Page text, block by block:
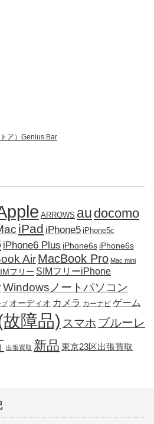
ア）Genius Bar
ARROWS au docomo
iPad iPhone5 iPhone5c
iPhone6 Plus iPhone6s iPhone6s
AirMacBook Pro Mac mini
フリー SIMフリーiPhone
Windowsノートパソコン
プ オーディオ カメラ カーナビ ゲーム
障品) スマホ ブルーレ
出張買取 新品 東京23区出張買取